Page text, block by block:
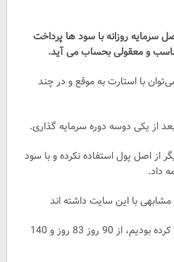
سرمایه روزانه با سود ها پرداخت
و معقولی بحساب می آید.
با استارت به موقع و در چند
از یکی دوسه دوره سرمایه گذاری.
از اصل پول استفاده نکرده و با سود
داد.
با این سایت داشته اند
و قبلا مانیتور کرده و با هم کار کرده بودیم، از 90 روز 83 روز و 140